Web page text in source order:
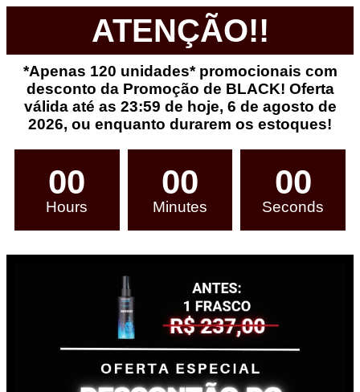
ATENÇÃO!!
*Apenas 120 unidades* promocionais com
desconto da Promoção de BLACK! Oferta
válida até as 23:59 de hoje, 6 de agosto de
2026, ou enquanto durarem os estoques!
00
Hours
00
Minutes
00
Seconds